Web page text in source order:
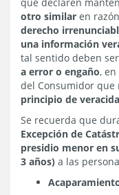
otro similar en
derecho
una información
tal sentido deben ser
a error o engaño,
del Consumidor que
principio de
Se recuerda que
Excepción de
presidio menor en
3 años) a las